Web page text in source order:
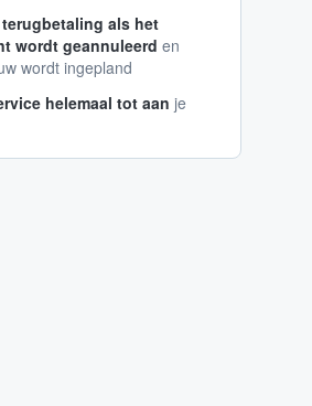
als het
wordt geannuleerd en
wordt ingepland
helemaal tot aan je